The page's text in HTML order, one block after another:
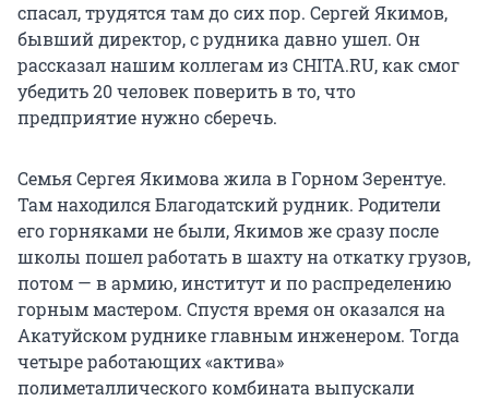
спасал, трудятся там до сих пор. Сергей Якимов,
бывший директор, с рудника давно ушел. Он
рассказал нашим коллегам из CHITA.RU, как смог
убедить 20 человек поверить в то, что
предприятие нужно сберечь.
Семья Сергея Якимова жила в Горном Зерентуе.
Там находился Благодатский рудник. Родители
его горняками не были, Якимов же сразу после
школы пошел работать в шахту на откатку грузов,
потом — в армию, институт и по распределению
горным мастером. Спустя время он оказался на
Акатуйском руднике главным инженером. Тогда
четыре работающих «актива»
полиметаллического комбината выпускали